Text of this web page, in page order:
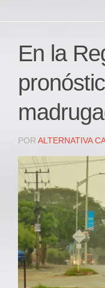
Politica
Deportes
JUDICIAL
REGIONAL
DEPARTAMENTAL
Internacional
OPINIÓN
Contactenos
facebook
Twitter
Instagram
Registro ISSN: 2711-
En la
POR ALTERNATIVA